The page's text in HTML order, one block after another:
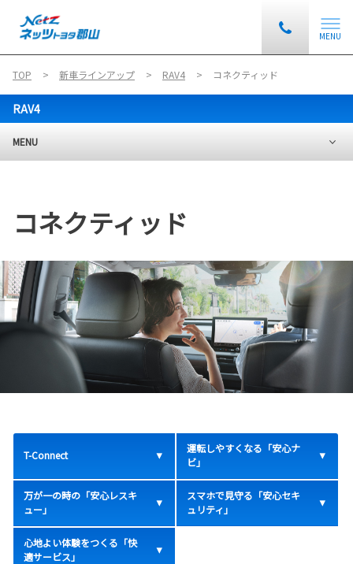
MENU
TOP 新車ラインアップ RAV4 コネクティッド
RAV4
MENU
コネクティッド
T-Connect
運転しやすくなる「安心ナ
ビ」
万が一の時の「安心レスキ
ュー」
スマホで見守る「安心セキ
ュリティ」
心地よい体験をつくる「快
適サービス」